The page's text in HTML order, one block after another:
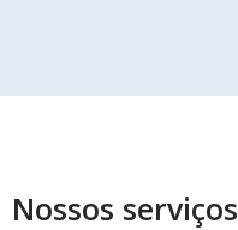
Nossos serviços